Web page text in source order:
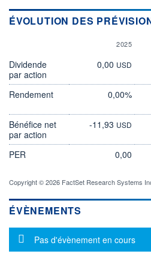
ÉVOLUTION DES
2025
Dividende
par action
0,00 USD
Rendement 0,00%
Bénéfice net
par action
-11,93 USD
PER 0,00
Copyright © 2026 FactSet Research Systems
ÉVÈNEMENTS
Message d'information
Pas d'évènement en cours